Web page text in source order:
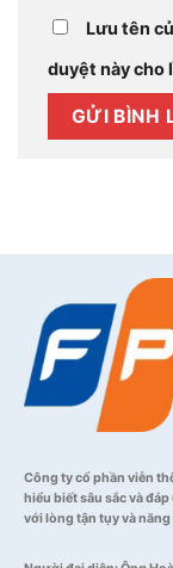
Lưu tên
duyệt này cho
Công ty cổ phần viễn
hiểu biết sâu sắc và
với lòng tận tụy và